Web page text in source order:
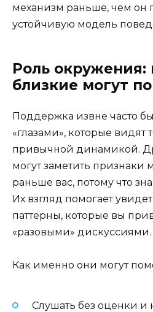
механизм раньше, чем он
устойчивую модель
Роль окружения:
близкие могут
Поддержка извне часто
«глазами», которые видят
привычной динамикой.
могут заметить признаки
раньше вас, потому что
Их взгляд помогает
паттерны, которые вы
«разовыми» дискуссиями.
Как именно они могут
Слушать без оценки и